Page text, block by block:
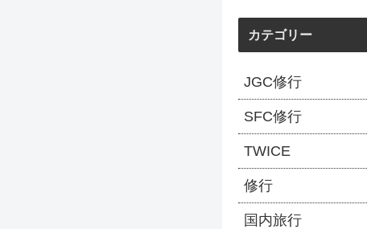
カテゴリー
JGC修行
SFC修行
TWICE
修行
国内旅行